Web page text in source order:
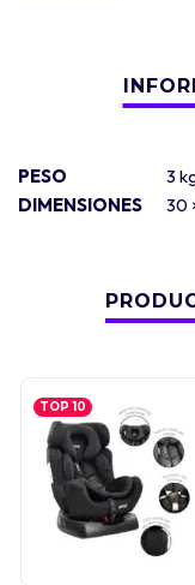
PESO
3
DIMENSIONES
30
TOP 10